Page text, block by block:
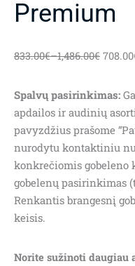
Premium
833.00€–1,486.00€ 708.00
Spalvų pasirinkimas:
apdailos ir audinių
pavyzdžius prašome
nurodytu kontaktiniu
konkrečiomis gobeleno
gobelenų pasirinkimas
Renkantis brangesnį
keisis.
Norite sužinoti daugiau